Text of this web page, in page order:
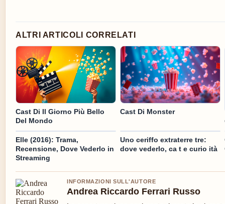
ALTRI ARTICOLI CORRELATI
Cast Di Il Giorno Più Bello
Del Mondo
Cast Di Monster
Elle (2016): Trama,
Recensione, Dove Vederlo in
Streaming
Uno ceriffo extraterre tre:
dove vederlo, ca t e curio ità
INFORMAZIONI SULL'AUTORE
Andrea Riccardo Ferrari Russo